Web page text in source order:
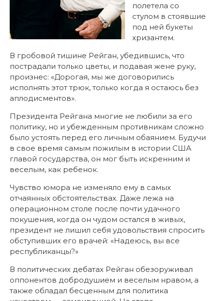
полетела со
стулом в стоявшие
под ней букеты
хризантем.
В гробовой тишине Рейган, убедившись, что
пострадали только цветы, и подавая жене руку,
произнес: «Дорогая, мы же договорились
исполнять этот трюк, только когда я остаюсь без
аплодисментов».
Президента Рейгана многие не любили за его
политику, но и убежденным противникам сложно
было устоять перед его личным обаянием. Будучи
в свое время самым пожилым в истории США
главой государства, он мог быть искренним и
веселым, как ребенок.
Чувство юмора не изменяло ему в самых
отчаянных обстоятельствах. Даже лежа на
операционном столе после почти удачного
покушения, когда он чудом остался в живых,
президент не лишил себя удовольствия спросить
обступивших его врачей: «Надеюсь, вы все
республиканцы?»
В политических дебатах Рейган обезоруживал
оппонентов добродушием и веселым нравом, а
также обладал бесценным для политика